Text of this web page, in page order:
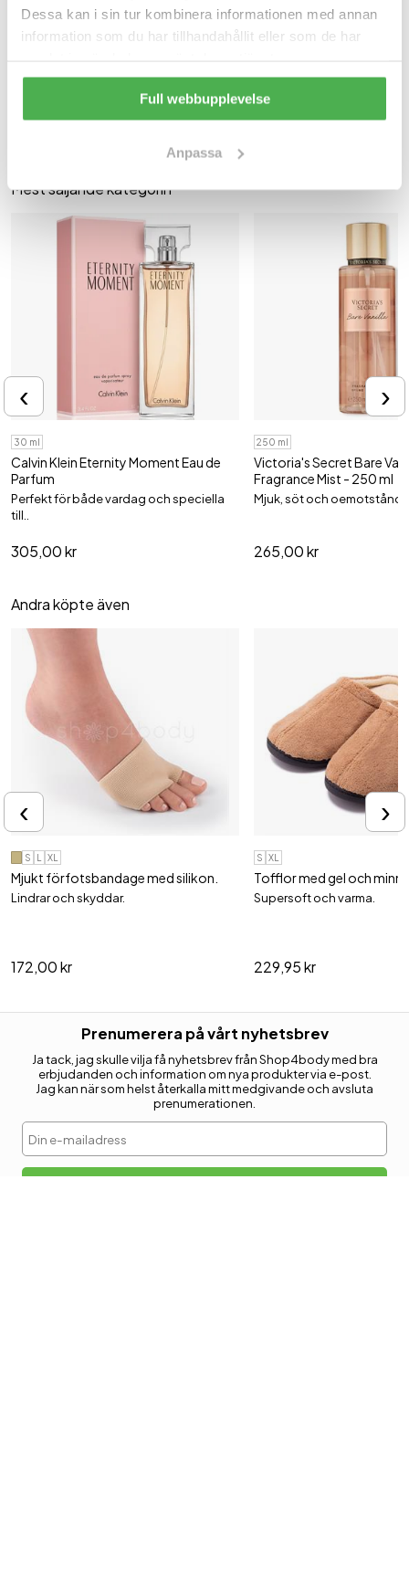
Dessa kan i sin tur kombinera informationen med annan
information som du har tillhandahållit eller som de har
Full webbupplevelse
Anpassa
Innehåll
30 ml I Am Juicy Couture Eau De Parfum.
Mest säljande kategorin
30 ml
Calvin Klein Eternity Moment Eau de
Parfum
Perfekt för både vardag och speciella
till..
305,00 kr
250 ml
Victoria's Secret Bare
Fragrance Mist - 250 ml
Mjuk, söt och
265,00 kr
‹ ›
Andra köpte även
S L XL
Mjukt förfotsbandage med silikon.
Lindrar och skyddar.
172,00 kr
S XL
Tofflor med gel och
Supersoft och varma.
229,95 kr
‹ ›
Prenumerera på vårt nyhetsbrev
Ja tack, jag skulle vilja få nyhetsbrev från Shop4body med bra
erbjudanden och information om nya produkter via e-post.
Jag kan när som helst återkalla mitt medgivande och avsluta
prenumerationen.
Din e-mailadress